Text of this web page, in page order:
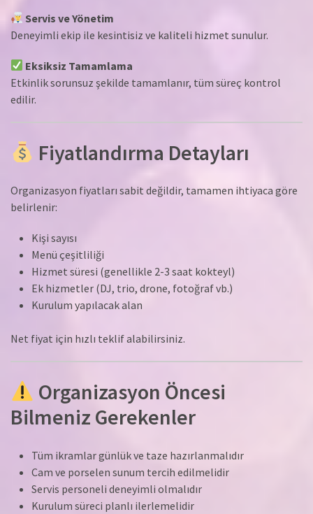
Servis ve Yönetim
Deneyimli ekip ile kesintisiz ve kaliteli hizmet sunulur.
Eksiksiz Tamamlama
Etkinlik sorunsuz şekilde tamamlanır, tüm süreç kontrol
edilir.
Fiyatlandırma Detayları
Organizasyon fiyatları sabit değildir, tamamen ihtiyaca göre
belirlenir:
Kişi sayısı
Menü çeşitliliği
Hizmet süresi (genellikle 2-3 saat kokteyl)
Ek hizmetler (DJ, trio, drone, fotoğraf vb.)
Kurulum yapılacak alan
Net fiyat için hızlı teklif alabilirsiniz.
Organizasyon Öncesi
Bilmeniz Gerekenler
Tüm ikramlar günlük ve taze hazırlanmalıdır
Cam ve porselen sunum tercih edilmelidir
Servis personeli deneyimli olmalıdır
Kurulum süreci planlı ilerlemelidir